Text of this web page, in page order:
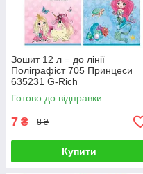
Зошит 12 л = до лінії
Поліграфіст 705 Принцеси
635231 G-Rich
Готово до відправки
7 ₴ 8 ₴
Купити